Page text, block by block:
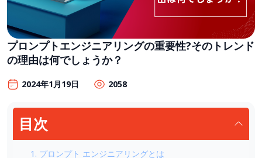
プロンプトエンジニアリングの重要性?そのトレンド
の理由は何でしょうか？
2024年1月19日 2058
目次
1. プロンプト エンジニアリングとは